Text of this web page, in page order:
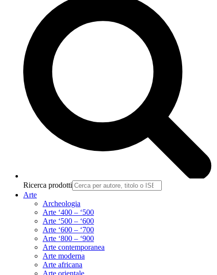
Ricerca prodotti
Arte
Archeologia
Arte ‘400 – ‘500
Arte ‘500 – ‘600
Arte ‘600 – ‘700
Arte ‘800 – ‘900
Arte contemporanea
Arte moderna
Arte africana
Arte orientale